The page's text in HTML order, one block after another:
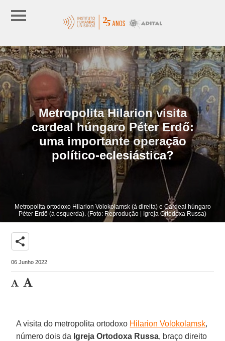
Metropolita Hilarion visita
cardeal húngaro Péter Erdő:
uma importante operação
político-eclesiástica?
Metropolita ortodoxo Hilarion Volokolamsk (à direita) e Cardeal húngaro
Péter Erdö (à esquerda). (Foto: Reprodução | Igreja Ortodoxa Russa)
share
06 Junho 2022
A visita do metropolita ortodoxo Hilarion Volokolamsk,
número dois da Igreja Ortodoxa Russa, braço direito